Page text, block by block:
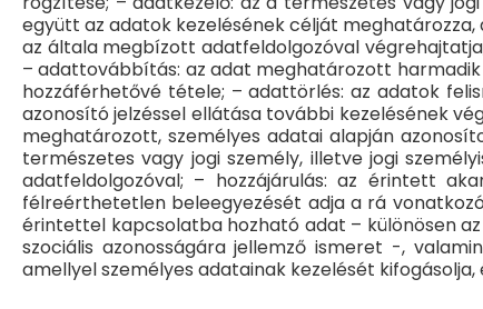
együtt az adatok kezelésének célját
az általa megbízott adatfeldolgozóval
– adattovábbítás: az adat meghatározott
hozzáférhetővé tétele; – adattörlés: az adatok
azonosító jelzéssel ellátása további kezelésének
meghatározott, személyes adatai alapján
természetes vagy jogi személy, illetve jogi
adatfeldolgozóval; – hozzájárulás: az érintett
félreérthetetlen beleegyezését adja a rá
érintettel kapcsolatba hozható adat – különösen
szociális azonosságára jellemző ismeret -,
amellyel személyes adatainak kezelését